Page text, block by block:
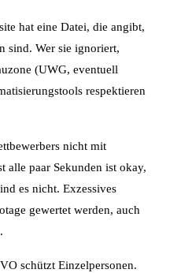
hat eine Datei, die angibt,
sind. Wer sie ignoriert,
(UWG, eventuell
respektieren
nicht mit
alle paar Sekunden ist okay,
es nicht. Exzessives
gewertet werden, auch
schützt Einzelpersonen.